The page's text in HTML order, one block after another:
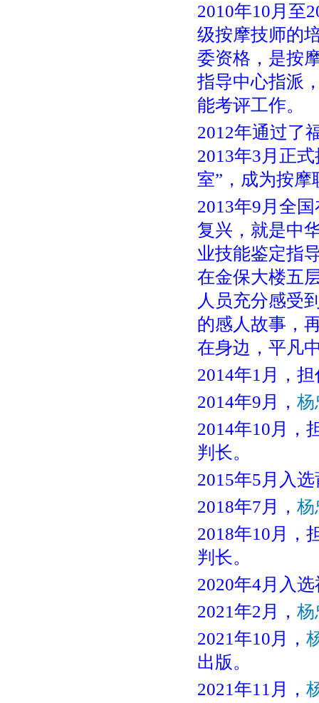
2010年10月至
级按摩技师的
委资格，是按
指导中心指派
能考评工作。
2012年通过了
2013年3月正
室”，成为按
2013年9月全
复兴，就是中
业技能鉴定指
在金保大楼五
人员充分感受
的感人故事，
在身边，平凡
2014年1月，
2014年9月， 杨
2014年10月，
判长。
2015年5月入
2018年7月， 杨
2018年10月，
判长。
2020年4月入
2021年2月， 杨
2021年10月，
出版。
2021年11月，